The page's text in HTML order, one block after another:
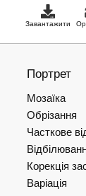
Завантажити
Портрет
Мозаїка
Обрізання
Часткове
Корекція
Варіація